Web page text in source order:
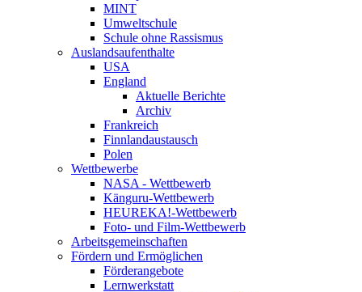
MINT
Umweltschule
Schule ohne Rassismus
Auslandsaufenthalte
USA
England
Aktuelle Berichte
Archiv
Frankreich
Finnlandaustausch
Polen
Wettbewerbe
NASA - Wettbewerb
Känguru-Wettbewerb
HEUREKA!-Wettbewerb
Foto- und Film-Wettbewerb
Arbeitsgemeinschaften
Fördern und Ermöglichen
Förderangebote
Lernwerkstatt